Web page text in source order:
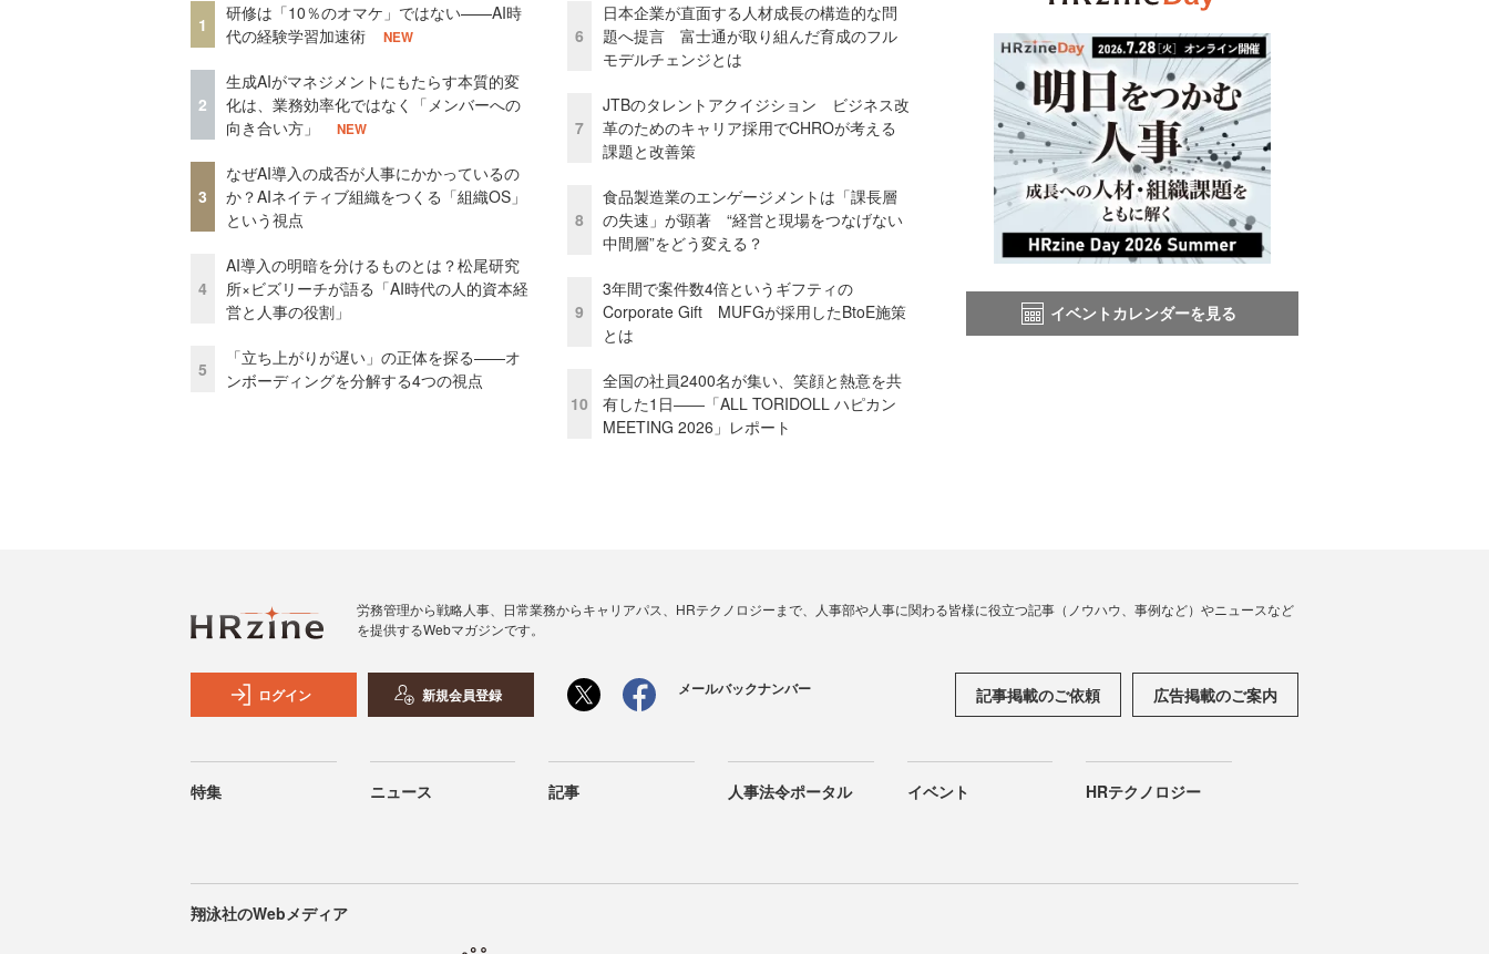
1
研修は「10％のオマケ」ではない——AI時
代の経験学習加速術
NEW
2
生成AIがマネジメントにもたらす本質的変
化は、業務効率化ではなく「メンバーへの
向き合い方」
NEW
3
なぜAI導入の成否が人事にかかっているの
か？AIネイティブ組織をつくる「組織OS」
という視点
4
AI導入の明暗を分けるものとは？松尾研究
所×ビズリーチが語る「AI時代の人的資本経
営と人事の役割」
5
「立ち上がりが遅い」の正体を探る——オ
ンボーディングを分解する4つの視点
6
日本企業が直面する人材成長の構造的な問
題へ提言 富士通が取り組んだ育成のフル
モデルチェンジとは
7
JTBのタレントアクイジション ビジネス改
革のためのキャリア採用でCHROが考える
課題と改善策
8
食品製造業のエンゲージメントは「課長層
の失速」が顕著 “経営と現場をつなげない
中間層”をどう変える？
9
3年間で案件数4倍というギフティの
Corporate Gift MUFGが採用したBtoE施策
とは
10
全国の社員2400名が集い、笑顔と熱意を共
有した1日――「ALL TORIDOLL ハピカン
MEETING 2026」レポート
イベントカレンダーを見る
労務管理から戦略人事、日常業務からキャリアパス、HRテクノロジーまで、人事部や人事に関わる皆様に役立つ記事（ノウハウ、事例など）やニュースなど
を提供するWebマガジンです。
ログイン 新規会員登録 メールバックナンバー 記事掲載のご依頼 広告掲載のご案内
特集 ニュース 記事 人事法令ポータル イベント HRテクノロジー
翔泳社のWebメディア